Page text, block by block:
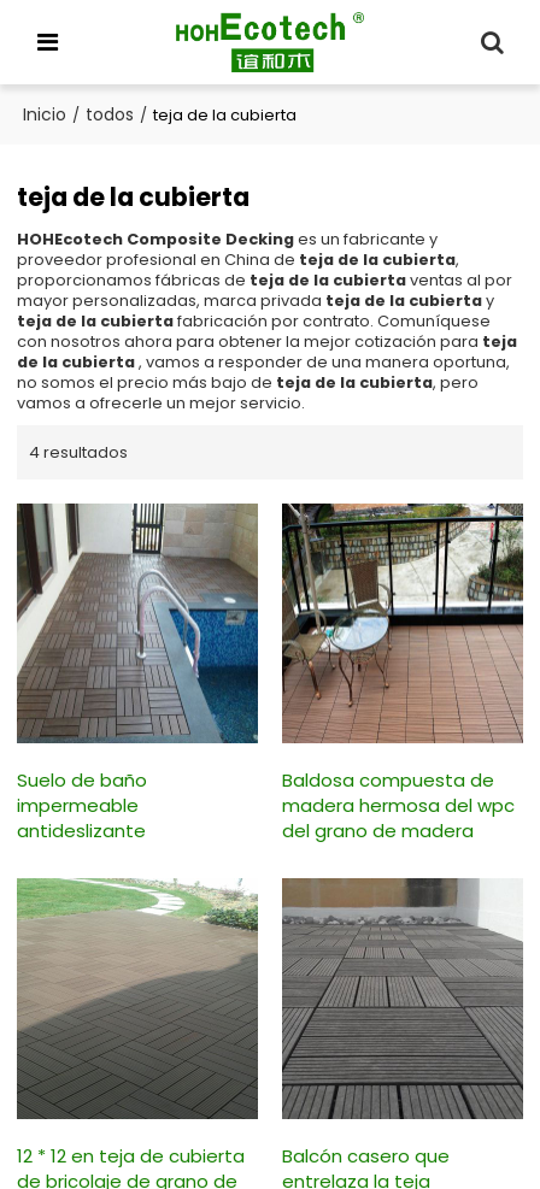
Inicio / todos / teja de la cubierta
teja de la cubierta
HOHEcotech Composite Deckinges un fabricante y
proveedor profesional en China de teja de la cubierta,
proporcionamos fábricas de teja de la cubiertaventas al por
mayor personalizadas, marca privada teja de la cubiertay
teja de la cubiertafabricación por contrato. Comuníquese
con nosotros ahora para obtener la mejor cotización para teja
de la cubierta, vamos a responder de una manera oportuna,
no somos el precio más bajo de teja de la cubierta, pero
vamos a ofrecerle un mejor servicio.
4 resultados
Suelo de baño
impermeable
antideslizante
Baldosa compuesta de
madera hermosa del wpc
del grano de madera
12 * 12 en teja de cubierta
de bricolaje de grano de
Balcón casero que
entrelaza la teja